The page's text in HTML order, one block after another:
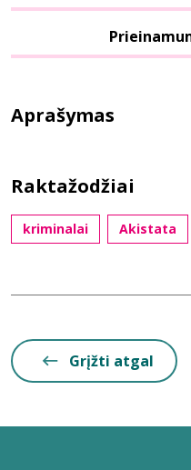
Aprašymas
Raktažodžiai
kriminalai Akistata
Grįžti atgal